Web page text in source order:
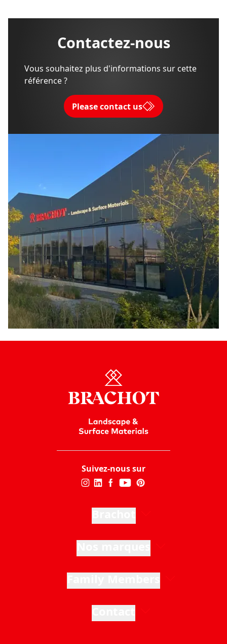
Contactez-nous
Vous souhaitez plus d'informations sur cette
référence ?
Please contact us
Suivez-nous sur